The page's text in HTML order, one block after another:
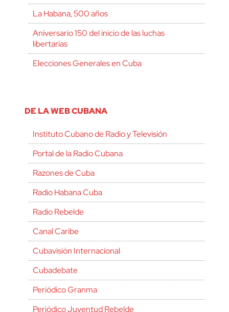
La Habana, 500 años
Aniversario 150 del inicio de las luchas
libertarias
Elecciones Generales en Cuba
DE LA WEB CUBANA
Instituto Cubano de Radio y Televisión
Portal de la Radio Cubana
Razones de Cuba
Radio Habana Cuba
Radio Rebelde
Canal Caribe
Cubavisión Internacional
Cubadebate
Periódico Granma
Periódico Juventud Rebelde